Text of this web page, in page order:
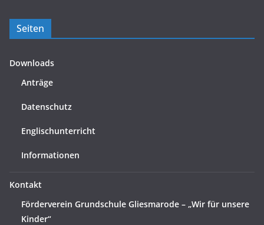
Seiten
Downloads
Anträge
Datenschutz
Englischunterricht
Informationen
Kontakt
Förderverein Grundschule Gliesmarode – „Wir für unsere
Kinder“